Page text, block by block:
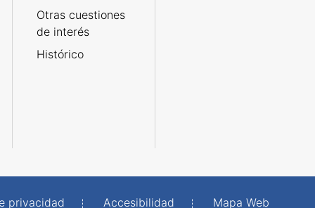
Otras cuestiones
de interés
Histórico
privacidad Accesibilidad Mapa Web